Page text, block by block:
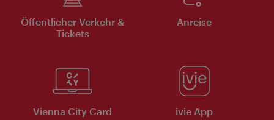
Öffentlicher Verkehr &
Tickets
Anreise
Vienna City Card ivie App